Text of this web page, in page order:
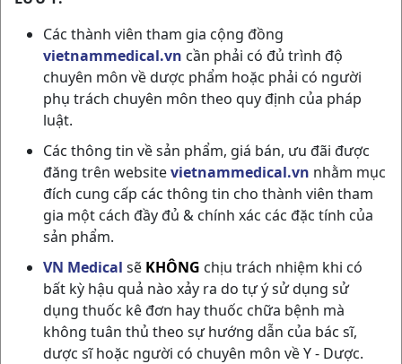
Các thành viên tham gia cộng đồng
vietnammedical.vn cần phải có đủ trình độ
chuyên môn về dược phẩm hoặc phải có người
phụ trách chuyên môn theo quy định của pháp
luật.
Các thông tin về sản phẩm, giá bán, ưu đãi được
đăng trên websitevietnammedical.vn nhằm mục
đích cung cấp các thông tin cho thành viên tham
gia một cách đầy đủ & chính xác các đặc tính của
sản phẩm.
VN Medical sẽ KHÔNG chịu trách nhiệm khi có
bất kỳ hậu quả nào xảy ra do tự ý sử dụng sử
dụng thuốc kê đơn hay thuốc chữa bệnh mà
không tuân thủ theo sự hướng dẫn của bác sĩ,
dược sĩ hoặc người có chuyên môn về Y - Dược.
ERILCAR 5MG H30VN PYMEPHARCO
NSX:Pymepharco
Nhóm hàng:Tim Mạch - Lợi Tiểu- Nội Tiết,